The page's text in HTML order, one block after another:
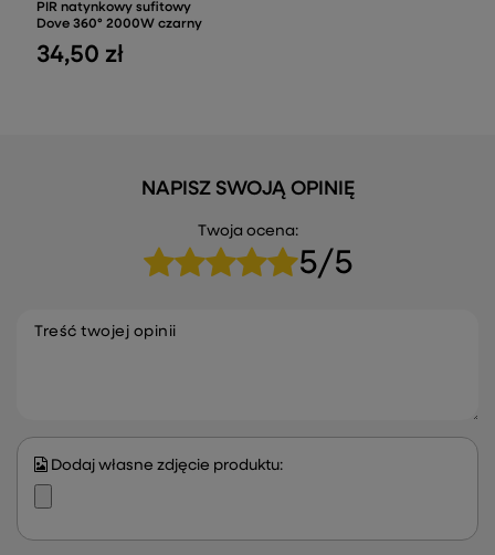
PIR natynkowy sufitowy
Dove 360° 2000W czarny
34,50 zł
NAPISZ SWOJĄ OPINIĘ
Twoja ocena:
5/5
Treść twojej opinii
Dodaj własne zdjęcie produktu: